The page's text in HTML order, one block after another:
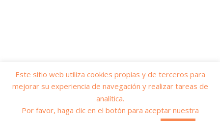
Yo soy servicios públicos– Todos los derechos reservados
Funciona conWP – Diseñado con elTema Customizr
Este sitio web utiliza cookies propias y de terceros para
mejorar su experiencia de navegación y realizar tareas de
analítica.
Por favor, haga clic en el botón para aceptar nuestra